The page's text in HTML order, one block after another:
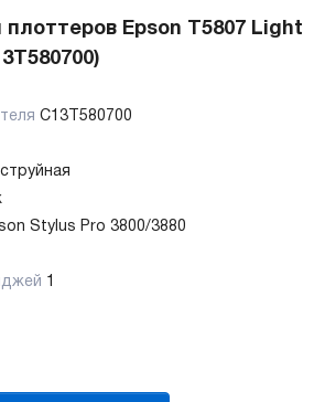
Epson T5807 Light
C13T580700
струйная
Stylus Pro 3800/3880
1